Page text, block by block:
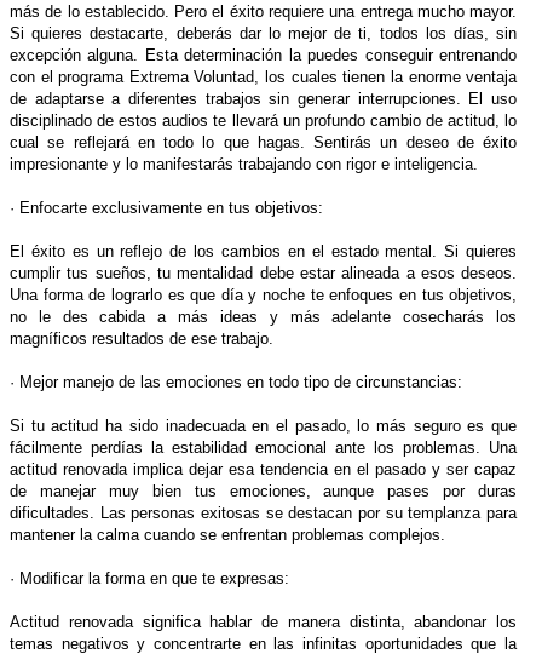
más de lo establecido. Pero el éxito requiere una entrega mucho mayor.
Si quieres destacarte, deberás dar lo mejor de ti, todos los días, sin
excepción alguna. Esta determinación la puedes conseguir entrenando
con el programa Extrema Voluntad, los cuales tienen la enorme ventaja
de adaptarse a diferentes trabajos sin generar interrupciones. El uso
disciplinado de estos audios te llevará un profundo cambio de actitud, lo
cual se reflejará en todo lo que hagas. Sentirás un deseo de éxito
impresionante y lo manifestarás trabajando con rigor e inteligencia.
· Enfocarte exclusivamente en tus objetivos:
El éxito es un reflejo de los cambios en el estado mental. Si quieres
cumplir tus sueños, tu mentalidad debe estar alineada a esos deseos.
Una forma de lograrlo es que día y noche te enfoques en tus objetivos,
no le des cabida a más ideas y más adelante cosecharás los
magníficos resultados de ese trabajo.
· Mejor manejo de las emociones en todo tipo de circunstancias:
Si tu actitud ha sido inadecuada en el pasado, lo más seguro es que
fácilmente perdías la estabilidad emocional ante los problemas. Una
actitud renovada implica dejar esa tendencia en el pasado y ser capaz
de manejar muy bien tus emociones, aunque pases por duras
dificultades. Las personas exitosas se destacan por su templanza para
mantener la calma cuando se enfrentan problemas complejos.
· Modificar la forma en que te expresas:
Actitud renovada significa hablar de manera distinta, abandonar los
temas negativos y concentrarte en las infinitas oportunidades que la